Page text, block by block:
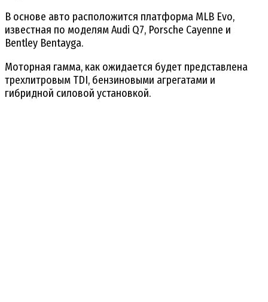
В основе авто расположится платформа MLB Evo,
известная по моделям Audi Q7, Porsche Cayenne и
Bentley Bentayga.
Моторная гамма, как ожидается будет представлена
трехлитровым TDI, бензиновыми агрегатами и
гибридной силовой установкой.